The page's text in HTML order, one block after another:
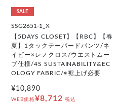
SALE
SSG2651-1_X
【5DAYS CLOSET】【RBC】【春
夏】1タックテーパードパンツ/ネ
イビー×レノクロス/ウエストムー
ブ仕様/4S SUSTAINABILITY&EC
OLOGY FABRIC/※裾上げ必要
¥10,890
WEB価格¥8,712 税込